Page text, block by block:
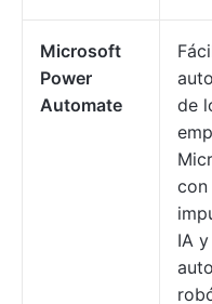
Microsoft
Power
Automate
de
con
IA y